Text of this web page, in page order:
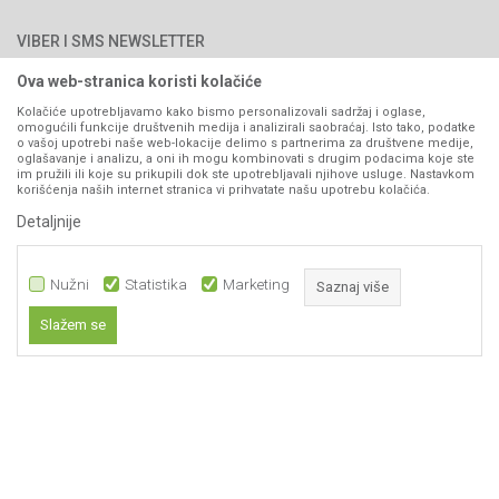
Kontakt
Pravo na odustajanje
Reklamacije
Povraćaj sredstava
Zamjena artikala
Plaćanje karticama
VIBER I SMS NEWSLETTER
PRATITE NAS
Ova web-stranica koristi kolačiće
Kolačiće upotrebljavamo kako bismo personalizovali sadržaj i oglase,
omogućili funkcije društvenih medija i analizirali saobraćaj. Isto tako, podatke
o vašoj upotrebi naše web-lokacije delimo s partnerima za društvene medije,
oglašavanje i analizu, a oni ih mogu kombinovati s drugim podacima koje ste
im pružili ili koje su prikupili dok ste upotrebljavali njihove usluge. Nastavkom
korišćenja naših internet stranica vi prihvatate našu upotrebu kolačića.
Detaljnije
Nužni Statistika Marketing Saznaj više
Slažem se